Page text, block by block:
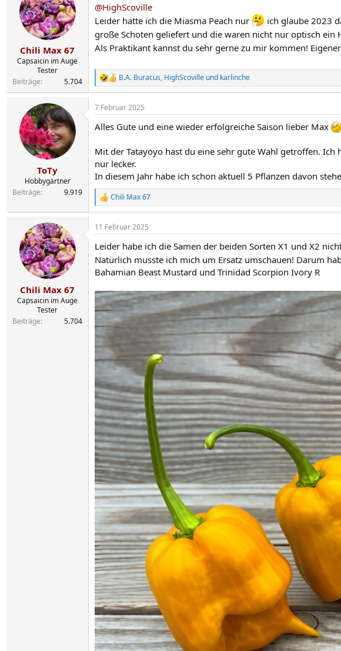
i
o
n
e
n
Chili Max 67
Capsaicin im Auge
Tester
Beiträge
5.704
@HighScoville
Leider hatte ich die Miasma Peach nur
ich glaube 2023
große Schoten geliefert und die waren nicht nur optisch ein
Als Praktikant kannst du sehr gerne zu mir kommen!
R
e
k
i
n
e
n
:
B.A. Buracus, HighScoville und karlinche
ToTy
Hobbygärtner
Beiträge
9.919
7 Februar 2025
Alles Gute und eine wieder erfolgreiche Saison lieber Max
Mit der Tatayoyo hast du eine sehr gute Wahl getroffen.
nur lecker.
In diesem Jahr habe ich schon aktuell 5 Pflanzen davon
R
e
k
i
o
e
:
Chili Max 67
Chili Max 67
Capsaicin im Auge
Tester
Beiträge
5.704
11 Februar 2025
Leider habe ich die Samen der beiden Sorten X1 und X2
Natürlich musste ich mich um Ersatz umschauen! Darum
Bahamian Beast Mustard und Trinidad Scorpion Ivory R